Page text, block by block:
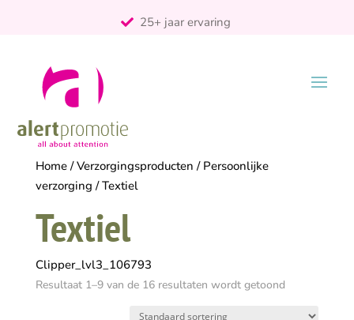
25+ jaar ervaring
Home/Verzorgingsproducten / Persoonlijke
verzorging / Textiel
Textiel
Clipper_lvl3_106793
Resultaat 1–9 van de 16 resultaten wordt getoond